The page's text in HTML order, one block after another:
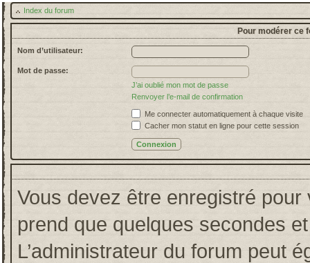
Index du forum
Pour modérer ce
Nom d’utilisateur:
Mot de passe:
J’ai oublié mon mot de passe
Renvoyer l’e-mail de confirmation
Me connecter automatiquement à chaque visite
Cacher mon statut en ligne pour cette session
Vous devez être enregistré pour
prend que quelques secondes
L’administrateur du forum peut